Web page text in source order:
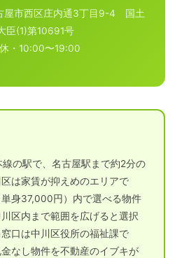
屋市西区庄内通3丁目9-4 国土
臣(1)第10691号
・10:00〜19:00
の駅で、名古屋駅まで約2分の
は家賃が抑えめのエリアで
身37,000円）内で選べる物件
区内まで範囲を広げると選択
口は中川区役所の福祉課で
なし物件を不動産のイブキが